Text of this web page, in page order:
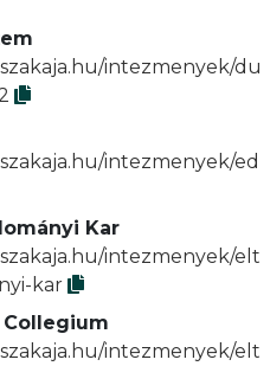
intezmenyek/du
intezmenyek/ed
Kar
intezmenyek/elt
kar
Collegium
intezmenyek/elt